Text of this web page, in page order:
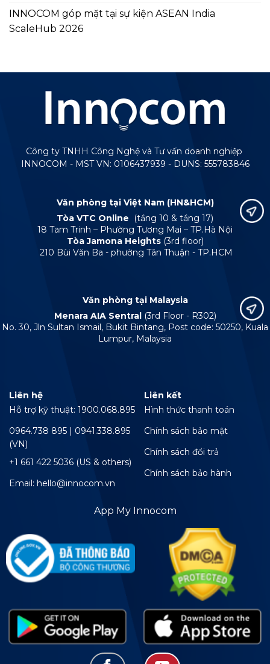
INNOCOM góp mặt tại sự kiện ASEAN India
ScaleHub 2026
Công ty TNHH Công Nghệ và Tư vấn doanh nghiệp
INNOCOM - MST VN: 0106437939 - DUNS: 555783846
Văn phòng tại Việt Nam (HN&HCM)
Tòa VTC Online
(tầng 10 & tầng 17)
18 Tam Trinh – Phường Tương Mai – TP.Hà Nội
Tòa Jamona Heights (3rd floor)
210 Bùi Văn Ba - phường Tân Thuận - TP.HCM
Văn phòng tại Malaysia
Menara AIA Sentral (3rd Floor - R302)
No. 30, Jln Sultan Ismail, Bukit Bintang, Post code: 50250, Kuala
Lumpur, Malaysia
Liên hệ
Hỗ trợ kỹ thuật: 1900.068.895
0964.738 895 | 0941.338.895
(VN)
+1 661 422 5036 (US & others)
Email: hello@innocom.vn
Liên kết
Hình thức thanh toán
Chính sách bảo mật
Chính sách đổi trả
Chính sách bảo hành
App My Innocom